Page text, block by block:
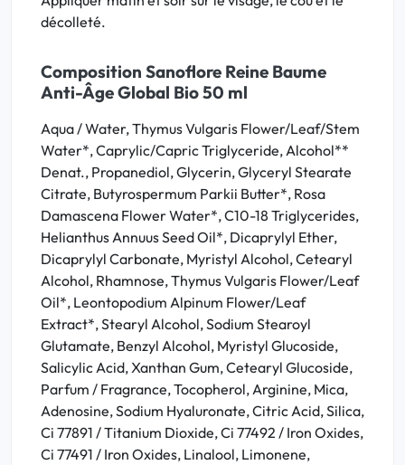
décolleté.
Composition Sanoflore Reine Baume
Anti-Âge Global Bio 50 ml
Aqua / Water, Thymus Vulgaris Flower/Leaf/Stem
Water*, Caprylic/Capric Triglyceride, Alcohol**
Denat., Propanediol, Glycerin, Glyceryl Stearate
Citrate, Butyrospermum Parkii Butter*, Rosa
Damascena Flower Water*, C10-18 Triglycerides,
Helianthus Annuus Seed Oil*, Dicaprylyl Ether,
Dicaprylyl Carbonate, Myristyl Alcohol, Cetearyl
Alcohol, Rhamnose, Thymus Vulgaris Flower/Leaf
Oil*, Leontopodium Alpinum Flower/Leaf
Extract*, Stearyl Alcohol, Sodium Stearoyl
Glutamate, Benzyl Alcohol, Myristyl Glucoside,
Salicylic Acid, Xanthan Gum, Cetearyl Glucoside,
Parfum / Fragrance, Tocopherol, Arginine, Mica,
Adenosine, Sodium Hyaluronate, Citric Acid, Silica,
Ci 77891 / Titanium Dioxide, Ci 77492 / Iron Oxides,
Ci 77491 / Iron Oxides, Linalool, Limonene,